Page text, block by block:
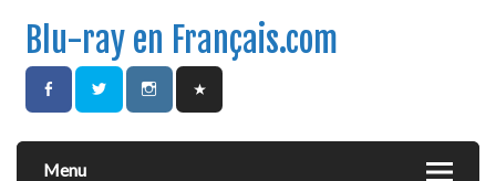
Blu-ray en Français.com
Menu